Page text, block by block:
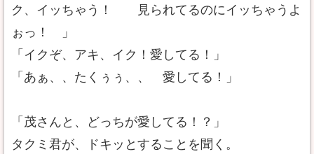
ク、イッちゃう！ 見られてるのにイッちゃうよ
ぉっ！ 」
「イクぞ、アキ、イク！愛してる！」
「あぁ、、たくぅぅ、、 愛してる！」
「茂さんと、どっちが愛してる！？」
タクミ君が、ドキッとすることを聞く。